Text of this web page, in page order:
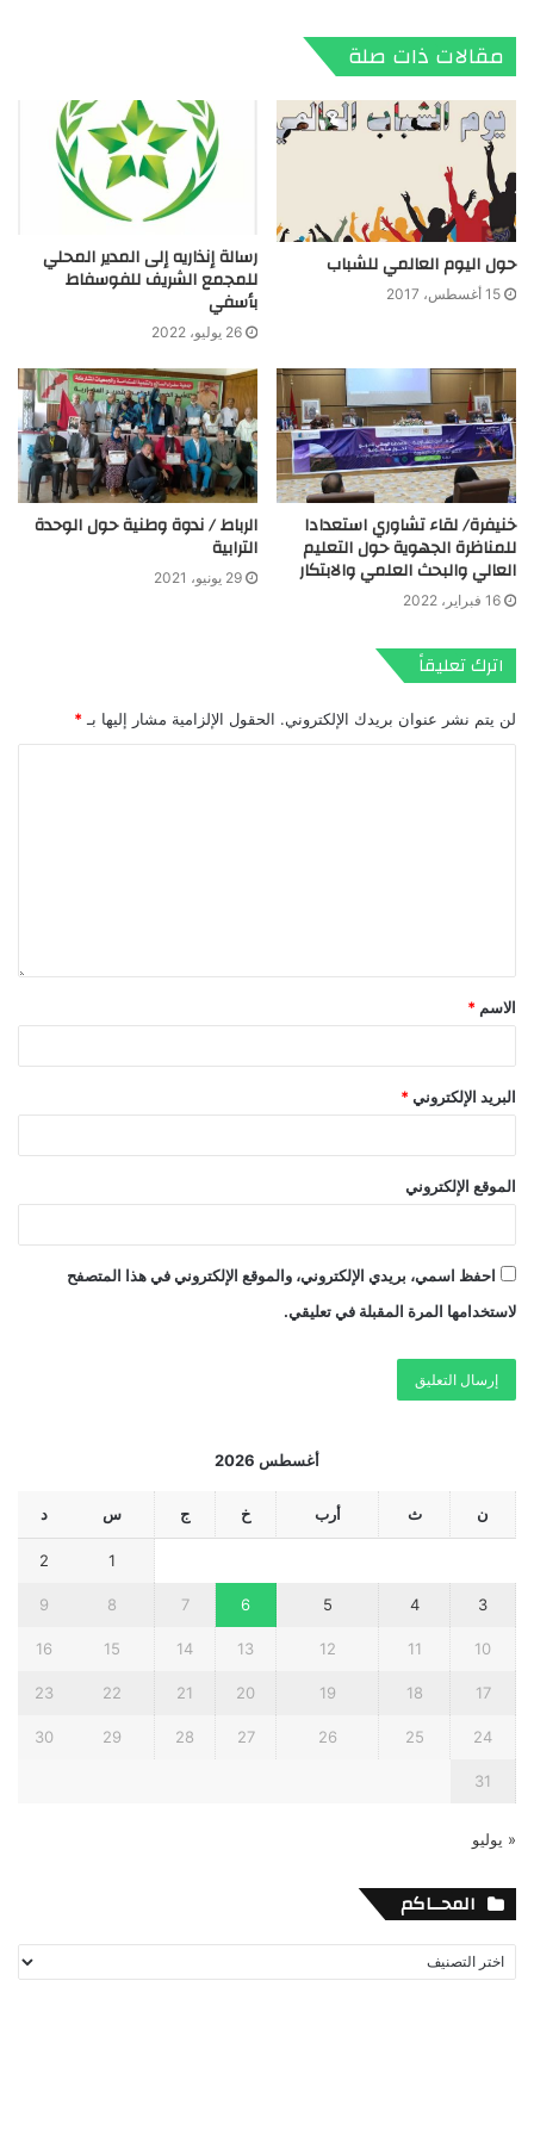
مقالات ذات صلة
حول اليوم العالمي للشباب
15 أغسطس، 2017
رسالة إنذاريه إلى المدير المحلي
للمجمع الشريف للفوسفاط
بأسفي
26 يوليو، 2022
خنيفرة/ لقاء تشاوري استعدادا
للمناظرة الجهوية حول التعليم
العالي والبحث العلمي والابتكار
16 فبراير، 2022
الرباط / ندوة وطنية حول الوحدة
الترابية
29 يونيو، 2021
اترك تعليقاً
لن يتم نشر عنوان بريدك الإلكتروني. الحقول الإلزامية مشار إليها بـ *
الاسم *
البريد الإلكتروني *
الموقع الإلكتروني
احفظ اسمي، بريدي الإلكتروني، والموقع الإلكتروني في هذا المتصفح
لاستخدامها المرة المقبلة في تعليقي.
أغسطس 2026
ن ث أرب خ ج س د
1
2
3
4
5
6
7
8
9
10
11
12
13
14
15
16
17
18
19
20
21
22
23
24
25
26
27
28
29
30
31
« يوليو
المحــاكم
المحــاكم